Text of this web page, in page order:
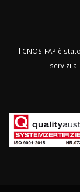
Il CNOS-FAP è
servizi